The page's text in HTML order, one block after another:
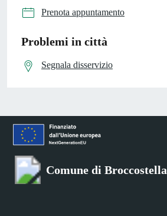
Prenota appuntamento
Problemi in città
Segnala disservizio
Comune di Broccostella